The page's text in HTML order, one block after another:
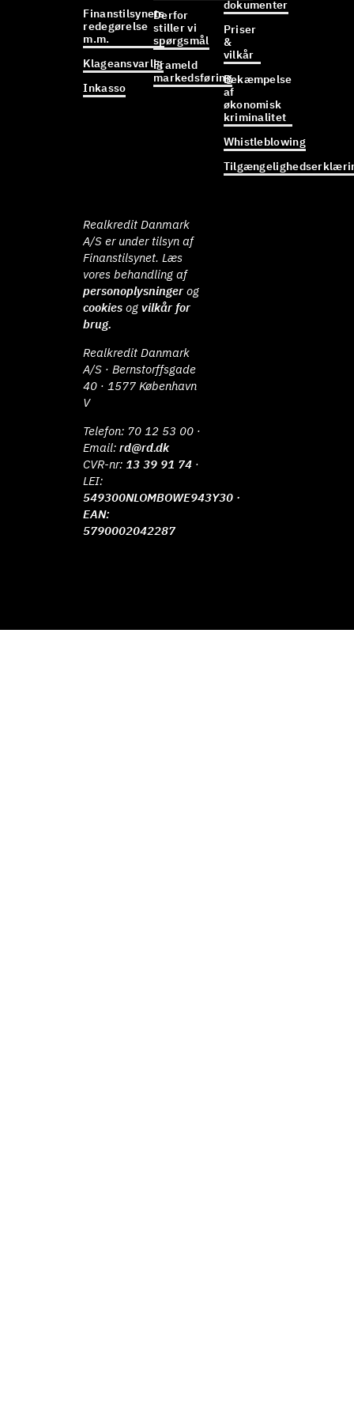
Finanstilsynets
redegørelse
m.m.
Klageansvarlig
Inkasso
Derfor
stiller vi
spørgsmål
Frameld
markedsføring
dokumenter
Priser
&
vilkår
Bekæmpelse
af
økonomisk
kriminalitet
Whistleblowing
Realkredit Danmark
A/S er under tilsyn af
Finanstilsynet. Læs
vores behandling af
personoplysninger og
cookies ogvilkår for
brug.
Realkredit Danmark
A/S · Bernstorffsgade
40 · 1577 København
V
Telefon: 70 12 53 00 ·
Email:rd@rd.dk
CVR-nr: 13 39 91 74 ·
LEI:
549300NLOMBOWE943Y30 ·
EAN:
5790002042287